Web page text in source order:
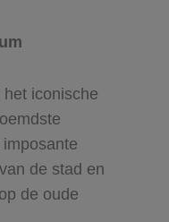
iconische
de stad en
de oude